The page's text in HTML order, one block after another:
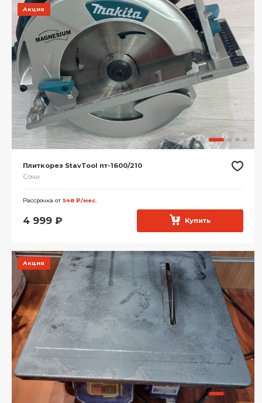
Акция
Плиткорез StavTool пт-1600/210
Сочи
Рассрочка от 548 ₽/мес.
4 999 ₽ Купить
Акция